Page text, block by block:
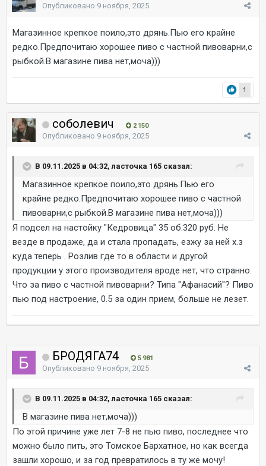
Опубликовано 9 ноября, 2025
Магазинное крепкое поило,это дрянь.Пью его крайне
редко.Предпочитаю хорошее пиво с частной пивоварни,с
рыбкой.В магазине пива нет,моча)))
1
соболевич 2 150
Опубликовано 9 ноября, 2025
В 09.11.2025 в 04:32, ласточка 165 сказал:
Магазинное крепкое поило,это дрянь.Пью его
крайне редко.Предпочитаю хорошее пиво с частной
пивоварни,с рыбкой.В магазине пива нет,моча)))
Я подсел на настойку "Кедровица" 35 об.320 руб. Не
везде в продаже, да и стала пропадать, езжу за ней х.з
куда теперь . Розлив где то в области и другой
продукции у этого производителя вроде нет, что странно.
Что за пиво с частной пивоварни? Типа "Афанасий"? Пиво
пью под настроение, 0.5 за один прием, больше не лезет.
БРОДЯГА74 5 981
Опубликовано 9 ноября, 2025
В 09.11.2025 в 04:32, ласточка 165 сказал:
В магазине пива нет,моча)))
По этой причине уже лет 7-8 не пью пиво, последнее что
можно было пить, это Томское Бархатное, но как всегда
зашли хорошо, и за год превратилось в ту же мочу!